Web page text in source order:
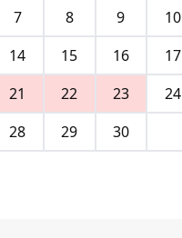
7 8 9 10
14 15 16 17
21 22 23 24
28 29 30